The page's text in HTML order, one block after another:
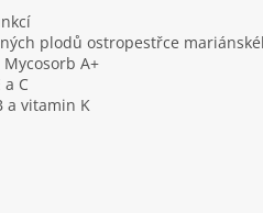
plodů ostropestřce
A+
C
a vitamin K